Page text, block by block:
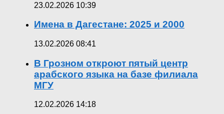
23.02.2026 10:39
Имена в Дагестане: 2025 и 2000
13.02.2026 08:41
В Грозном откроют пятый центр
арабского языка на базе филиала
МГУ
12.02.2026 14:18